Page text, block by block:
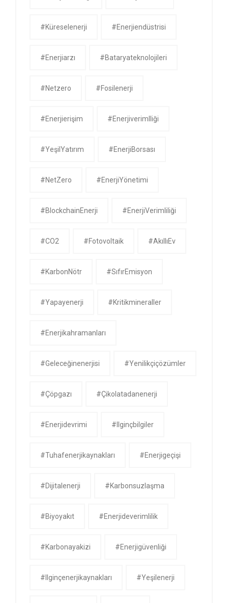
#küreselenerji #enerjiendüstrisi
#enerjiarzı #bataryateknolojileri
#netzero #fosilenerji
#enerjierişim #enerjiverimlliği
#YeşilYatırım #EnerjiBorsası
#NetZero #EnerjiYönetimi
#BlockchainEnerji #EnerjiVerimliliği
#CO2 #Fotovoltaik #AkıllıEv
#KarbonNötr #SıfırEmisyon
#yapayenerji #kritikmineraller
#enerjikahramanları
#geleceğinenerjisi #yenilikçiçözümler
#çöpgazı #çikolatadanenerji
#enerjidevrimi #ilginçbilgiler
#tuhafenerjikaynakları #enerjigeçişi
#dijitalenerji #karbonsuzlaşma
#biyoyakıt #enerjideverimlilik
#karbonayakizi #enerjigüvenliği
#ilginçenerjikaynakları #yeşilenerji